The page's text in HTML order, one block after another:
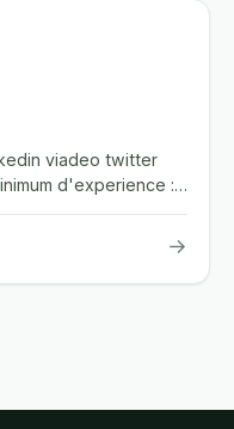
viadeo twitter
d'experience :
→